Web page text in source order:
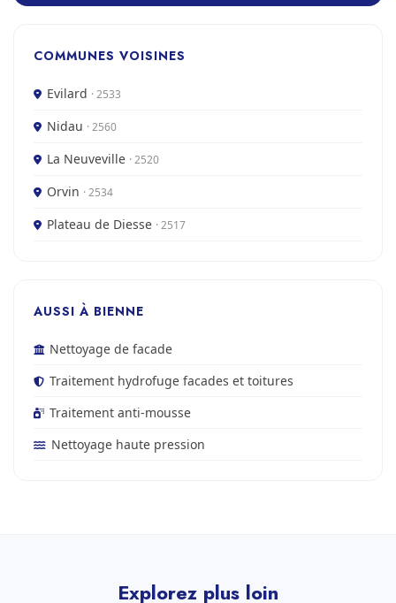
COMMUNES VOISINES
Evilard · 2533
Nidau · 2560
La Neuveville · 2520
Orvin · 2534
Plateau de Diesse · 2517
AUSSI À BIENNE
Nettoyage de facade
Traitement hydrofuge facades et toitures
Traitement anti-mousse
Nettoyage haute pression
Explorez plus loin